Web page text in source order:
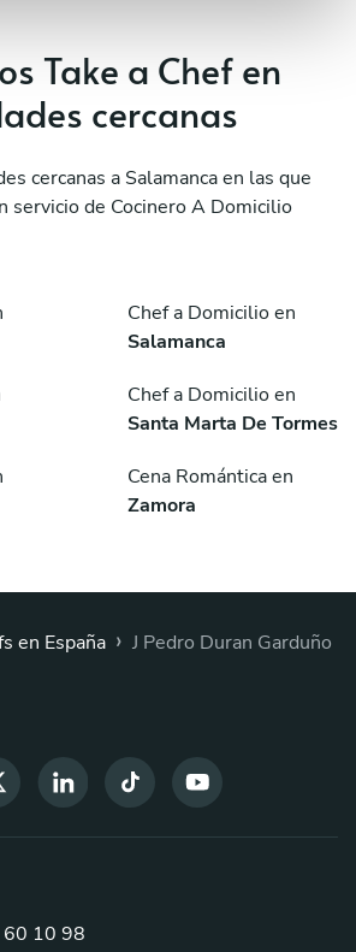
Take a Chef en
cercanas
cercanas a Salamanca en las que
servicio de Cocinero A Domicilio
Chef a Domicilio en
Salamanca
Chef a Domicilio en
Santa Marta De Tormes
Cena Romántica en
Zamora
en España › J Pedro Duran Garduño
10 98